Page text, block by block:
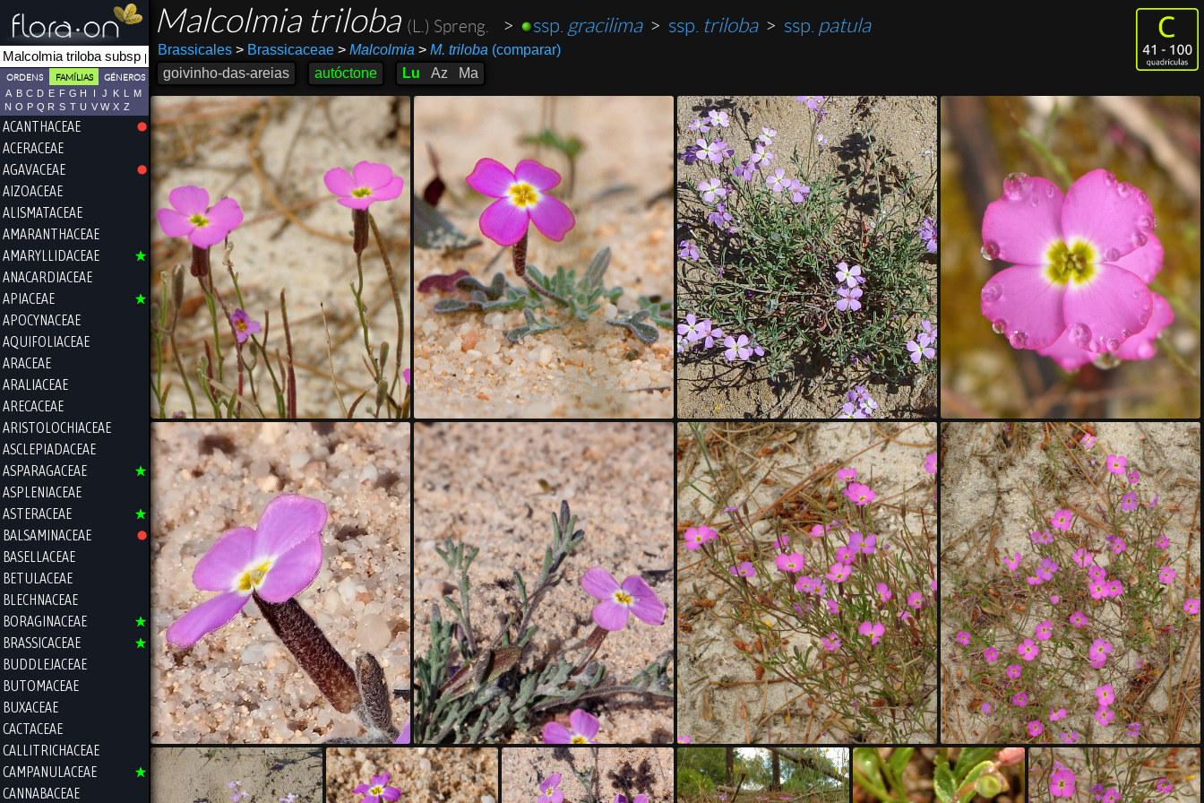
ORDENS FAMÍLIAS GÉNEROS
A B C D E F G H I J K L
M
N O P Q R S T U V W X Z
ACANTHACEAE
ACERACEAE
AGAVACEAE
AIZOACEAE
ALISMATACEAE
AMARANTHACEAE
AMARYLLIDACEAE
ANACARDIACEAE
APIACEAE
APOCYNACEAE
AQUIFOLIACEAE
ARACEAE
ARALIACEAE
ARECACEAE
ARISTOLOCHIACEAE
ASCLEPIADACEAE
ASPARAGACEAE
ASPLENIACEAE
ASTERACEAE
BALSAMINACEAE
BASELLACEAE
BETULACEAE
BLECHNACEAE
BORAGINACEAE
BRASSICACEAE
BUDDLEJACEAE
BUTOMACEAE
BUXACEAE
CACTACEAE
CALLITRICHACEAE
CAMPANULACEAE
CANNABACEAE
Malcolmia triloba (L.) Spreng. > ssp. gracilima> ssp. triloba> ssp. patula
Brassicales >Brassicaceae > Malcolmia > M. triloba (comparar)
goivinho-das-areias
autóctone Lu Az Ma